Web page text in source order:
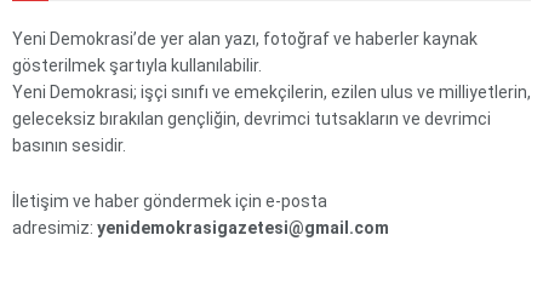
Yeni Demokrasi’de yer alan yazı, fotoğraf ve haberler kaynak
gösterilmek şartıyla kullanılabilir.
Yeni Demokrasi; işçi sınıfı ve emekçilerin, ezilen ulus ve milliyetlerin,
geleceksiz bırakılan gençliğin, devrimci tutsakların ve devrimci
basının sesidir.
İletişim ve haber göndermek için e-posta
adresimiz: yenidemokrasigazetesi@gmail.com